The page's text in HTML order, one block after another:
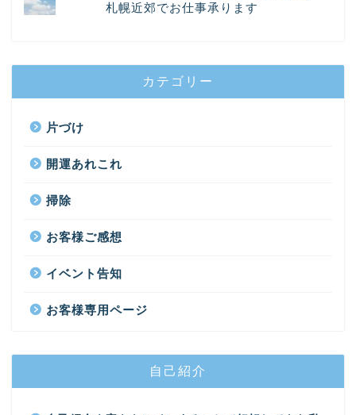
札幌近郊でお仕事承ります
カテゴリー
片づけ
開運あれこれ
掃除
お客様ご感想
イベント告知
お客様専用ページ
自己紹介